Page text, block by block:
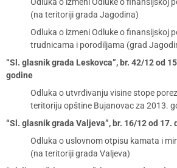
(na teritoriji grada Jagodina)
Odluka o izmeni Odluke o finansijskoj
trudnicama i porodiljama (grad
“Sl. glasnik grada Leskovca”, br. 42/12 od
godine
Odluka o utvrđivanju visine stope
teritoriju opštine Bujanovac za 2013.
“Sl. glasnik grada Valjeva”, br. 16/12 od 17.
Odluka o uslovnom otpisu kamata i
(na teritoriji grada Valjeva)